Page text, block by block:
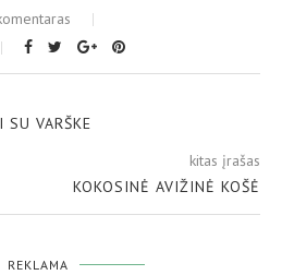
SU VARŠKE
kitas įrašas
KOKOSINĖ AVIŽINĖ KOŠĖ
REKLAMA